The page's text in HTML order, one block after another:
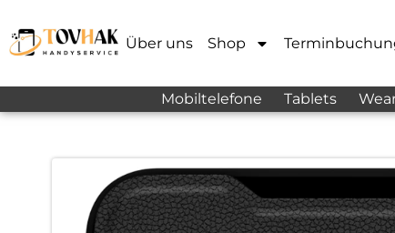
Über uns Shop
Mobiltelefone Tablets